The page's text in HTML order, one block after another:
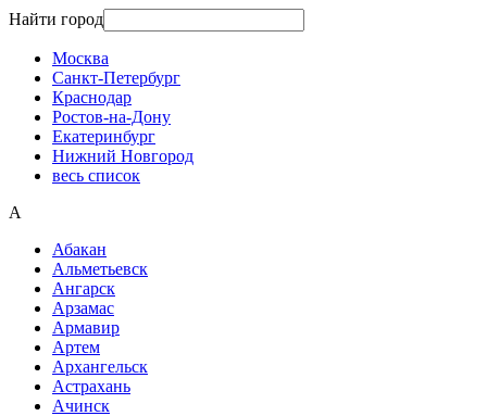
Найти город
Москва
Санкт-Петербург
Краснодар
Ростов-на-Дону
Екатеринбург
Нижний Новгород
весь список
А
Абакан
Альметьевск
Ангарск
Арзамас
Армавир
Артем
Архангельск
Астрахань
Ачинск